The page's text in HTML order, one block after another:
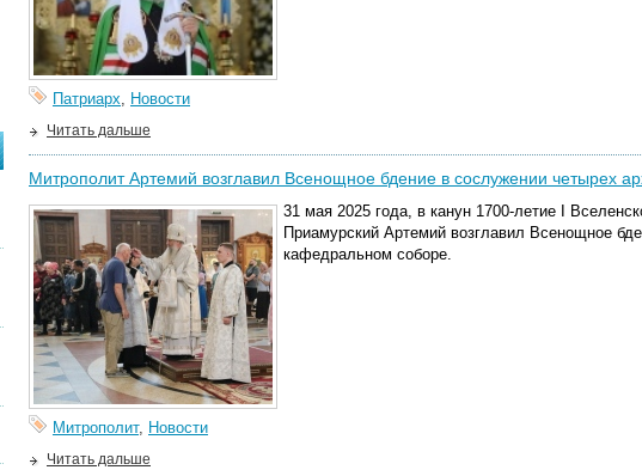
Патриарх, Новости
Читать дальше
Митрополит Артемий возглавил Всенощное бдение в сослужении четырех
31 мая 2025 года, в канун 1700-летие I
Приамурский Артемий возглавил Всенощное
кафедральном соборе.
Митрополит, Новости
Читать дальше